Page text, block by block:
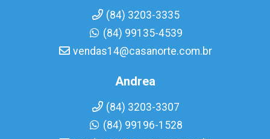
(84) 3203-3335
(84) 99135-4539
vendas14@casanorte.com.br
Andrea
(84) 3203-3307
(84) 99196-1528